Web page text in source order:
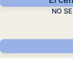
NO